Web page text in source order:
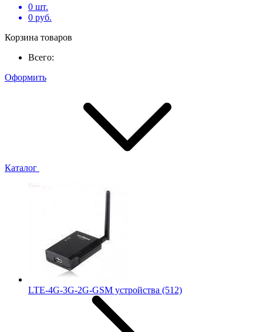
0 шт.
0 руб.
Корзина товаров
Всего:
Оформить
Каталог
LTE-4G-3G-2G-GSM устройства (512)